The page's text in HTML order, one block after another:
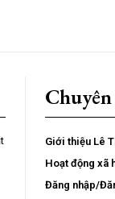
Giới thiệu Lê
Hoạt động xã
Đăng nhập/